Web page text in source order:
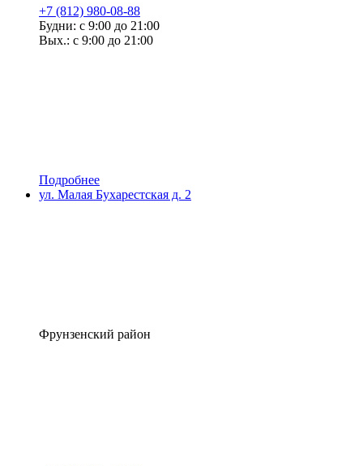
+7 (812) 980-08-88
Будни: с 9:00 до 21:00
Вых.: с 9:00 до 21:00
Подробнее
ул. Малая Бухарестская д. 2
Фрунзенский район